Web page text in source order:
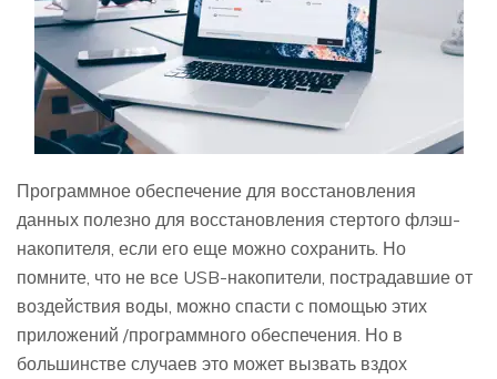
Программное обеспечение для восстановления
данных полезно для восстановления стертого флэш-
накопителя, если его еще можно сохранить. Но
помните, что не все USB-накопители, пострадавшие от
воздействия воды, можно спасти с помощью этих
приложений /программного обеспечения. Но в
большинстве случаев это может вызвать вздох